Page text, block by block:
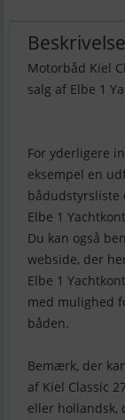
Beskrivelse
Motorbåd Kiel
salg af Elbe 1
For yderligere
eksempel en
bådudstyrsliste
Elbe 1
Du kan også
webside, der
Elbe 1
med mulighed
båden.
Bemærk, der
af Kiel Classic
eller hollandsk,